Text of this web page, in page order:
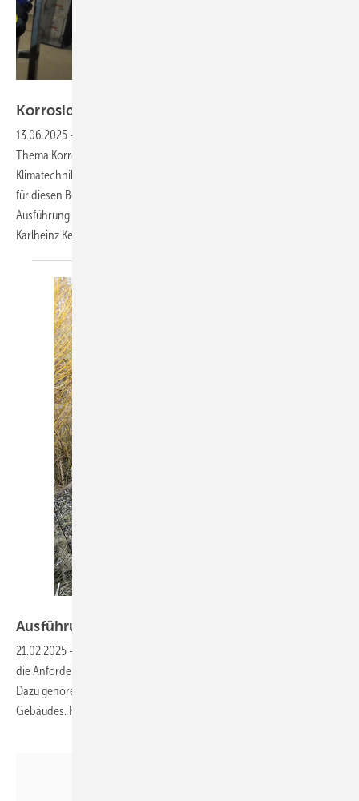
Korrosionsschutz an
13.06.2025 -
Thema Korrosionsschutz an Leitungssystemen der Kälte- und
Klimatechnik an haustechnischen Anlagen befassen. Es gibt auch hier
für diesen Bereich verschiedene Regelwerke, die die Planung,
Ausführung und Wartung von Korrosionsschutzmaßnahmen regeln.
Karlheinz Kermann
Ausführung von technischen
21.02.2025 -
die Anforderungen an die Energieeffizienz von Gebäuden sehr hoch.
Dazu gehören auch die notwendigen technischen Anlagen eines
Gebäudes. Karlheimz